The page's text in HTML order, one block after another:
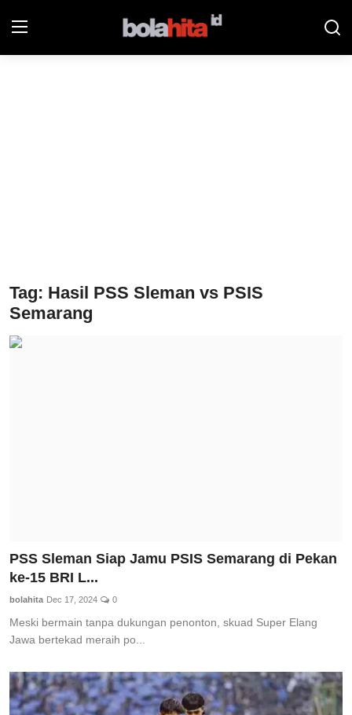
Futsalhita
Sportainment
Tag: Hasil PSS Sleman vs PSIS
Semarang
PSS Sleman Siap Jamu PSIS Semarang di Pekan
ke-15 BRI L...
bolahita Dec 17, 2024 0
Meski bermain tanpa dukungan penonton, skuad Super Elang
Jawa bertekad meraih po...